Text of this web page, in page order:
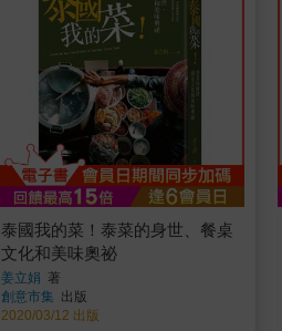
泰國我的菜！泰菜的身世、餐桌
文化和美味奧祕
姜立娟 著
創意市集 出版
2020/03/12 出版